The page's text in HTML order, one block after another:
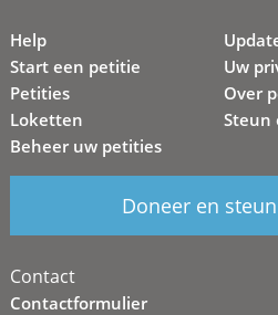
Help
Start een petitie
Petities
Loketten
Beheer uw petities
Uw
Over
Steun
Doneer en
Contact
Contactformulier